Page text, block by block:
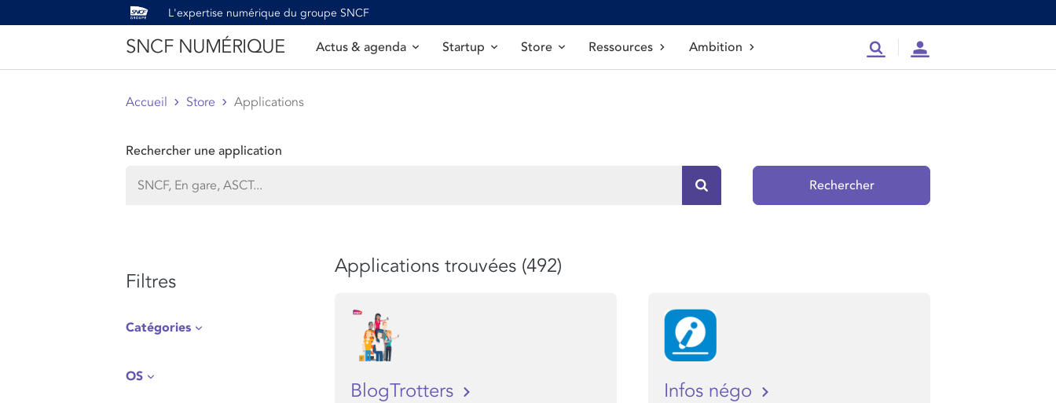
L'expertise numérique du groupe SNCF
SNCF NUMÉRIQUE Actus & agenda Startup Store Ressources Ambition RechercheCompte
Accueil Store Applications
Rechercher une application
Rechercher sur le site
Rechercher
Filtres
Catégories
OS
Applications trouvées (492)
BlogTrotters Infos négo